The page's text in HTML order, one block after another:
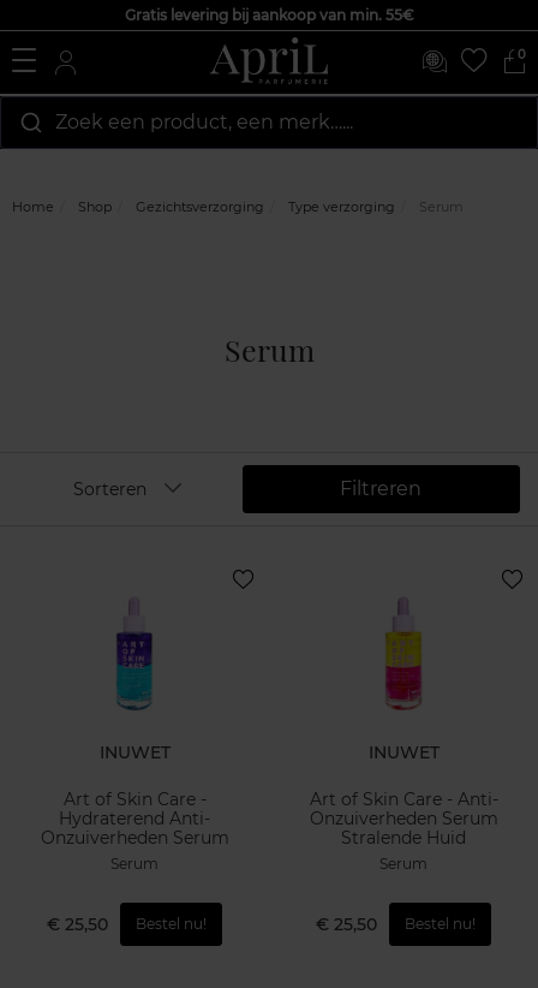
Gratis levering bij aankoop van min. 55€
0
Zoek een product, een merk…...
Home Shop Gezichtsverzorging Type verzorging Serum
Serum
Filtreren
Sorteren
INUWET
Art of Skin Care -
Hydraterend Anti-
Onzuiverheden Serum
Serum
€ 25,50 Bestel nu!
INUWET
Art of Skin Care - Anti-
Onzuiverheden Serum
Stralende Huid
Serum
€ 25,50 Bestel nu!